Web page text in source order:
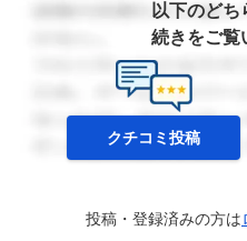
以下のど
続きをご覧
クチコミ投稿
投稿・登録済みの方は